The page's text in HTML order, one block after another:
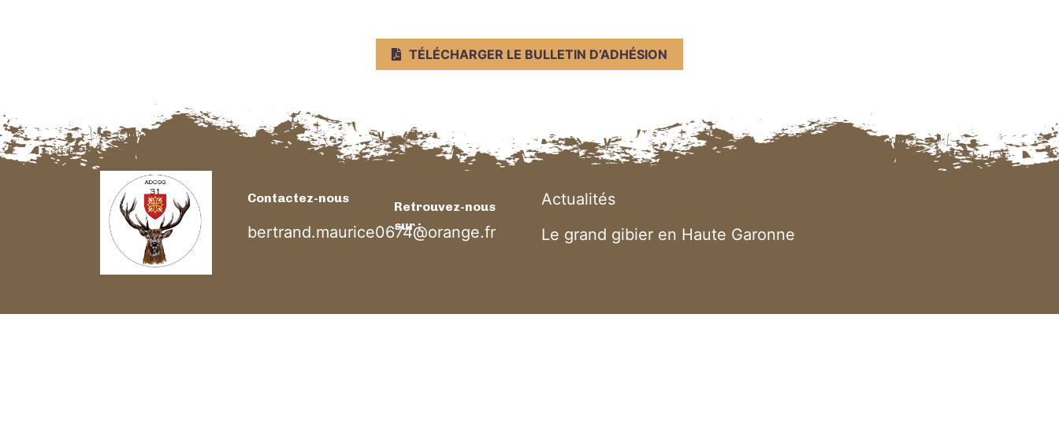
TÉLÉCHARGER LE BULLETIN D’ADHÉSION
Contactez-nous
bertrand.maurice0674@orange.fr
Retrouvez-nous
sur :
Actualités
Le grand gibier en Haute Garonne